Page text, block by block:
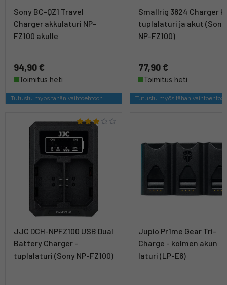
Sony BC-QZ1 Travel
Charger akkulaturi NP-
FZ100 akulle
94,90 €
Toimitus heti
Tutustu myös tähän vaihtoehtoon
Smallrig 3824 Charger
tuplalaturi ja akut (Sony
NP-FZ100)
77,90 €
Toimitus heti
Tutustu myös tähän
JJC DCH-NPFZ100 USB Dual
Battery Charger -
tuplalaturi (Sony NP-FZ100)
Jupio Pr1me Gear Tri-
Charge - kolmen akun
laturi (LP-E6)